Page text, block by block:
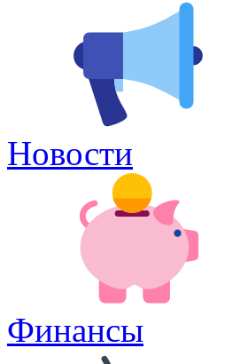
Новости
Финансы